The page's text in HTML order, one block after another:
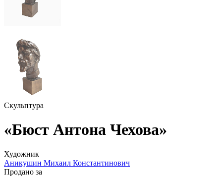
Скульптура
«Бюст Антона Чехова»
Художник
Аникушин Михаил Константинович
Продано за